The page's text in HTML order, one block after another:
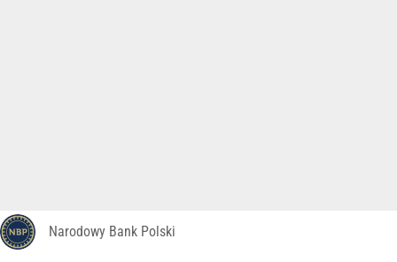
Narodowy Bank Polski